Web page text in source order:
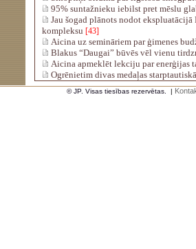
95% suntažnieku iebilst pret mēslu
Jau šogad plānots nodot ekspluatācijā
kompleksu [43]
Aicina uz semināriem par ģimenes
Blakus “Daugai” būvēs vēl vienu
Aicina apmeklēt lekciju par enerģijas
Ogrēnietim divas medaļas
© JP. Visas tiesības rezervētas. |